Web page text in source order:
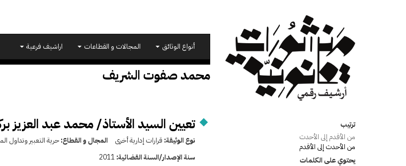
أنواع الوثائق المجالات و القطاعات اراشيف فرعية
محمد صفوت الشريف
ترتيب
من الأقدم إلى الأحدث
من الأحدث إلى الأقدم
يحتوي على الكلمات
تعيين السيد الأستاذ/ محمد عبد العزيز
نوع الوثيقة: قرارات إدارية أخرى المجال و القطاع:حرية التعبير وتداول
سنة الإصدار/السنة القضائية: 2011